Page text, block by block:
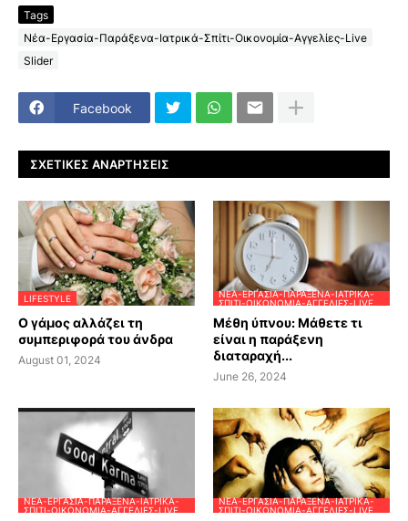
Tags
Νέα-Εργασία-Παράξενα-Ιατρικά-Σπίτι-Οικονομία-Αγγελίες-Live
Slider
Facebook
ΣΧΕΤΙΚΈΣ ΑΝΑΡΤΉΣΕΙΣ
LIFESTYLE
Ο γάμος αλλάζει τη
συμπεριφορά του άνδρα
August 01, 2024
ΝΈΑ-ΕΡΓΑΣΊΑ-ΠΑΡΆΞΕΝΑ-ΙΑΤΡΙΚΆ-
ΣΠΊΤΙ-ΟΙΚΟΝΟΜΊΑ-ΑΓΓΕΛΊΕΣ-LIVE
Μέθη ύπνου: Μάθετε τι
είναι η παράξενη
διαταραχή...
June 26, 2024
ΝΈΑ-ΕΡΓΑΣΊΑ-ΠΑΡΆΞΕΝΑ-ΙΑΤΡΙΚΆ-
ΣΠΊΤΙ-ΟΙΚΟΝΟΜΊΑ-ΑΓΓΕΛΊΕΣ-LIVE
ΝΈΑ-ΕΡΓΑΣΊΑ-ΠΑΡΆΞΕΝΑ-ΙΑΤΡΙΚΆ-
ΣΠΊΤΙ-ΟΙΚΟΝΟΜΊΑ-ΑΓΓΕΛΊΕΣ-LIVE